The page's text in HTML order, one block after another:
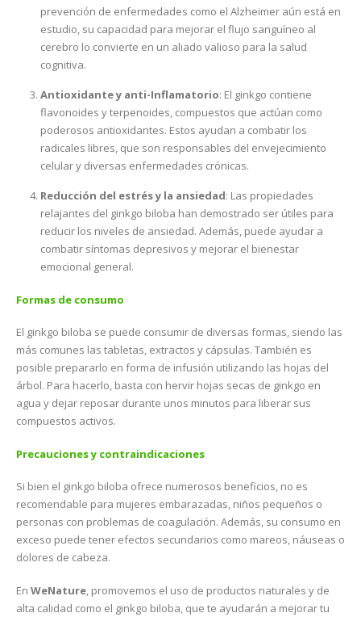
prevención de enfermedades como el Alzheimer aún está en
estudio, su capacidad para mejorar el flujo sanguíneo al
cerebro lo convierte en un aliado valioso para la salud
cognitiva​.
Antioxidante y anti-Inflamatorio: El ginkgo contiene
flavonoides y terpenoides, compuestos que actúan como
poderosos antioxidantes. Estos ayudan a combatir los
radicales libres, que son responsables del envejecimiento
celular y diversas enfermedades crónicas.
Reducción del estrés y la ansiedad: Las propiedades
relajantes del ginkgo biloba han demostrado ser útiles para
reducir los niveles de ansiedad. Además, puede ayudar a
combatir síntomas depresivos y mejorar el bienestar
emocional general.
Formas de consumo
El ginkgo biloba se puede consumir de diversas formas, siendo las
más comunes las tabletas, extractos y cápsulas. También es
posible prepararlo en forma de infusión utilizando las hojas del
árbol. Para hacerlo, basta con hervir hojas secas de ginkgo en
agua y dejar reposar durante unos minutos para liberar sus
compuestos activos​.
Precauciones y contraindicaciones
Si bien el ginkgo biloba ofrece numerosos beneficios, no es
recomendable para mujeres embarazadas, niños pequeños o
personas con problemas de coagulación. Además, su consumo en
exceso puede tener efectos secundarios como mareos, náuseas o
dolores de cabeza​.
En WeNature, promovemos el uso de productos naturales y de
alta calidad como el ginkgo biloba, que te ayudarán a mejorar tu